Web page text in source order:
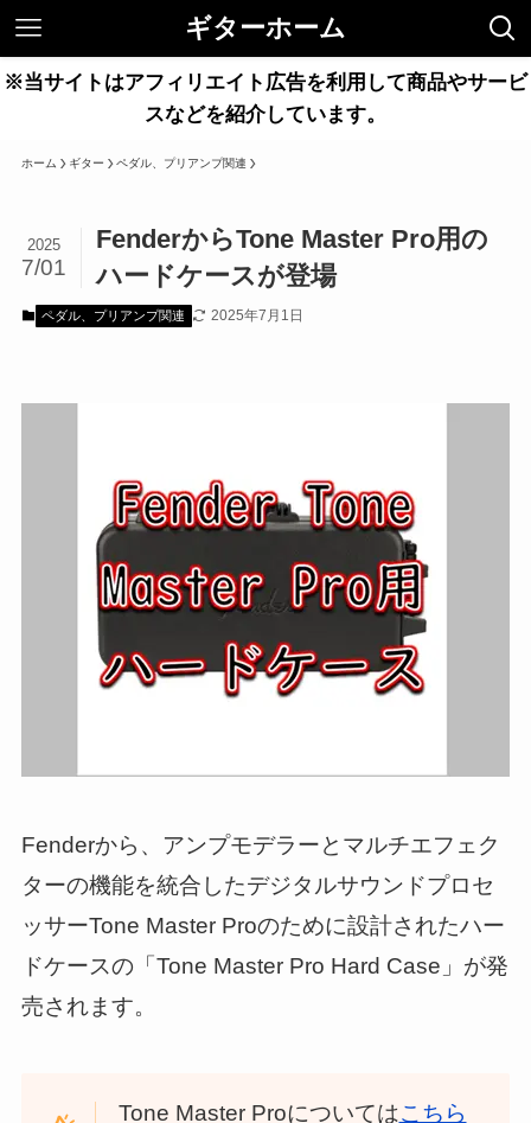
ギターホーム
※当サイトはアフィリエイト広告を利用して商品やサービ
スなどを紹介しています。
ホーム ギター ペダル、プリアンプ関連
FenderからTone Master Pro用の
ハードケースが登場
2025
7/01
ペダル、プリアンプ関連 2025年7月1日
Fenderから、アンプモデラーとマルチエフェク
ターの機能を統合したデジタルサウンドプロセ
ッサーTone Master Proのために設計されたハー
ドケースの「Tone Master Pro Hard Case」が発
売されます。
Tone Master Proについてはこちら